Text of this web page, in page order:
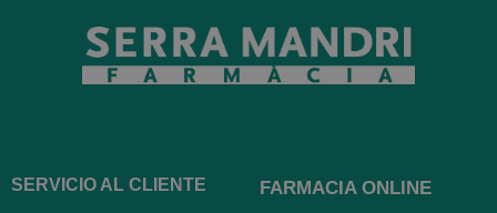
SERVICIO AL CLIENTE FARMACIA ONLINE